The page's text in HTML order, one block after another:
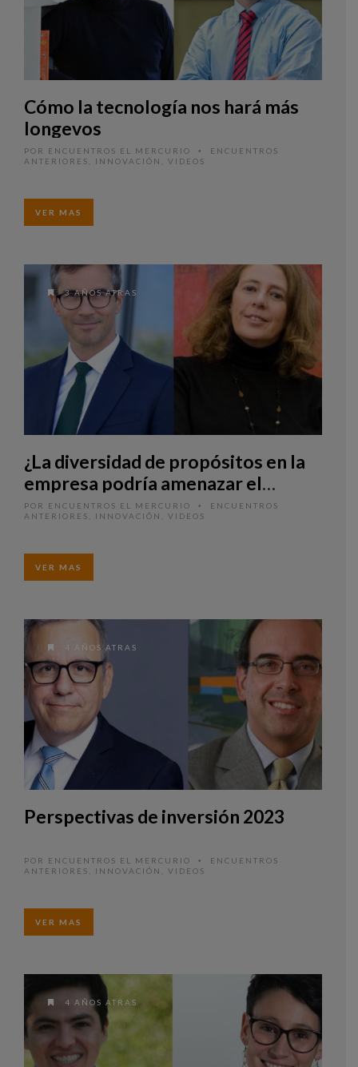
Cómo la tecnología nos hará más
longevos
POR ENCUENTROS EL MERCURIO •
ENCUENTROS
ANTERIORES
INNOVACIÓN VIDEOS
VER MAS
3 AÑOS ATRAS
¿La diversidad de propósitos en la
empresa podría amenazar el
progreso?
POR ENCUENTROS EL MERCURIO •
ENCUENTROS
ANTERIORES
INNOVACIÓN VIDEOS
VER MAS
4 AÑOS ATRAS
Perspectivas de inversión 2023
POR ENCUENTROS EL MERCURIO •
ENCUENTROS
ANTERIORES
INNOVACIÓN VIDEOS
VER MAS
4 AÑOS ATRAS